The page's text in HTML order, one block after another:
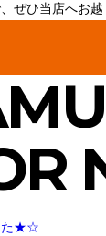
ぜひ当店へお越
た★☆